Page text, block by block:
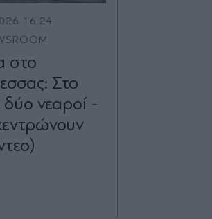
16:24
στο
Στο
δύο νεαροί -